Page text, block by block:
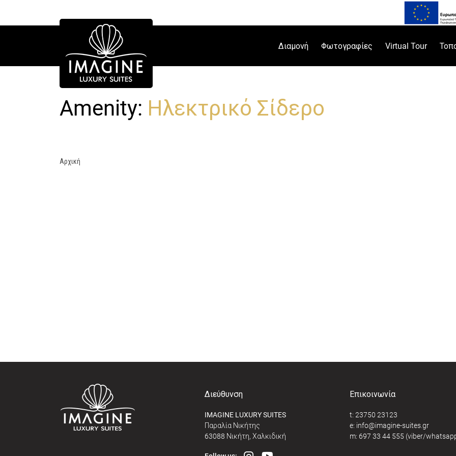
Διαμονή Φωτογραφίες Virtual Tour
Amenity: Ηλεκτρικό Σίδερο
Αρχική
Διεύθυνση
IMAGINE LUXURY SUITES
Παραλία Νικήτης
63088 Νικήτη, Χαλκιδική
Επικοινωνία
t: 23750 23123
e:
@
m: 697 33 44 555 (viber/